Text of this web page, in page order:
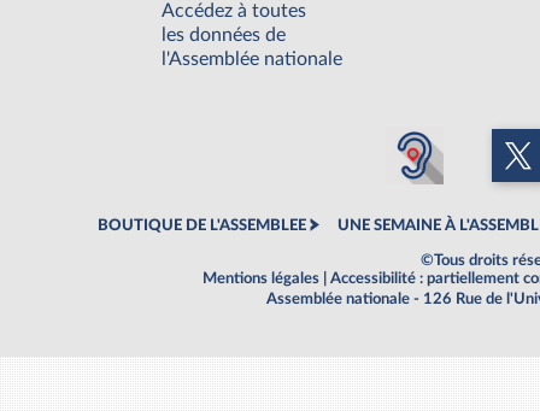
Accédez à toutes
les données de
l'Assemblée nationale
BOUTIQUE DE L'ASSEMBLEE UNE SEMAINE À
©Tous droits
Mentions légales
Accessibilité : partiellement
Assemblée nationale - 126 Rue de